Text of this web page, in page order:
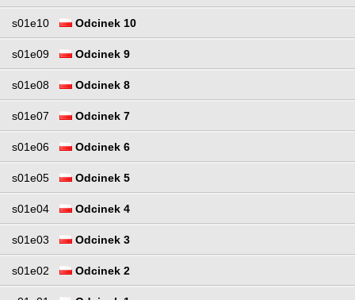
s01e10 Odcinek 10
s01e09 Odcinek 9
s01e08 Odcinek 8
s01e07 Odcinek 7
s01e06 Odcinek 6
s01e05 Odcinek 5
s01e04 Odcinek 4
s01e03 Odcinek 3
s01e02 Odcinek 2